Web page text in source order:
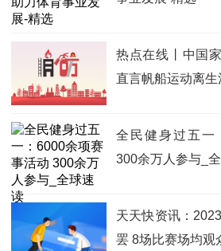
热点在线丨中国
直言帆船运动离生
全民健身过五一
300余万人参与_
天天快资讯：
罢 8场比赛场均观